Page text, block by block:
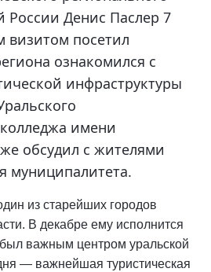
России Денис Паслер 7
визитом посетил
ознакомился с
инфраструктуры
имени
обсудил с жителями
муниципалитета.
из старейших городов
В декабре ему исполнится
был важным центром уральской
— важнейшая туристическая